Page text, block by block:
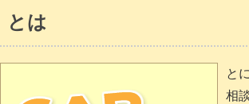
とは
と
相